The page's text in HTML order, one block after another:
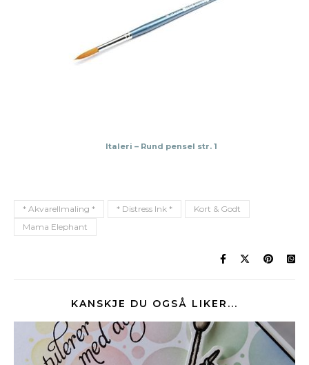
Italeri – Rund pensel str. 1
* Akvarellmaling * * Distress Ink *
Kort & Godt
Mama Elephant
KANSKJE DU OGSÅ LIKER...